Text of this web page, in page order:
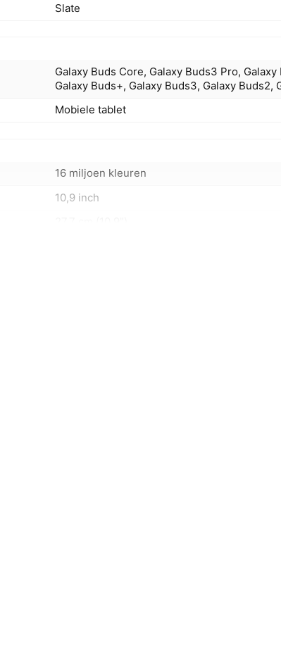
Slate
Galaxy Buds Core, Galaxy Buds3 Pro,
Galaxy Buds+, Galaxy Buds3, Galaxy Buds2,
Mobiele tablet
16 miljoen kleuren
10,9 inch